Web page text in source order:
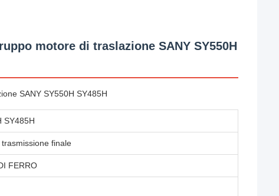
motore di traslazione SANY SY550H
SANY SY550H SY485H
SY485H
finale
FERRO